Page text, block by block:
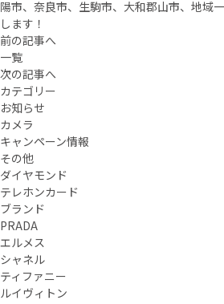
陽市、奈良市、生駒市、大和郡山市、地域
します！
前の記事へ
一覧
次の記事へ
カテゴリー
お知らせ
カメラ
キャンペーン情報
その他
ダイヤモンド
テレホンカード
ブランド
PRADA
エルメス
シャネル
ティファニー
ルイヴィトン